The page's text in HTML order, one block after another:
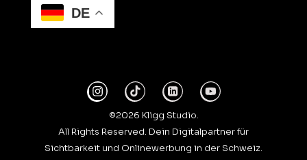
DE
©2026 Kligg Studio.
All Rights Reserved. Dein Digitalpartner für
Sichtbarkeit und Onlinewerbung in der Schweiz.